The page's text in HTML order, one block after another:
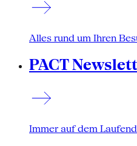
Alles rund um Ihren
PACT
Immer auf dem